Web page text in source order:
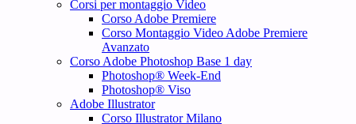
Corsi per montaggio Video
Corso Adobe Premiere
Corso Montaggio Video Adobe Premiere
Avanzato
Corso Adobe Photoshop Base 1 day
Photoshop® Week-End
Photoshop® Viso
Adobe Illustrator
Corso Illustrator Milano